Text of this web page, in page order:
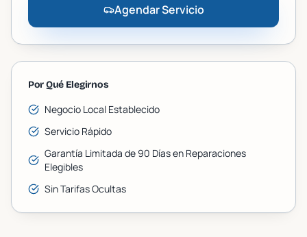
Agendar Servicio
Por Qué Elegirnos
Negocio Local Establecido
Servicio Rápido
Garantía Limitada de 90 Días en Reparaciones
Elegibles
Sin Tarifas Ocultas